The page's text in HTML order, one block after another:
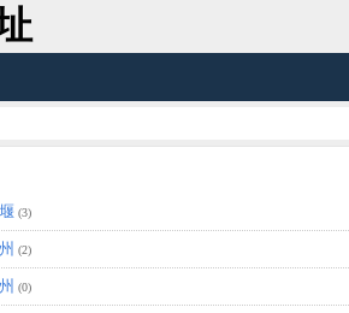
(3)
(2)
(0)